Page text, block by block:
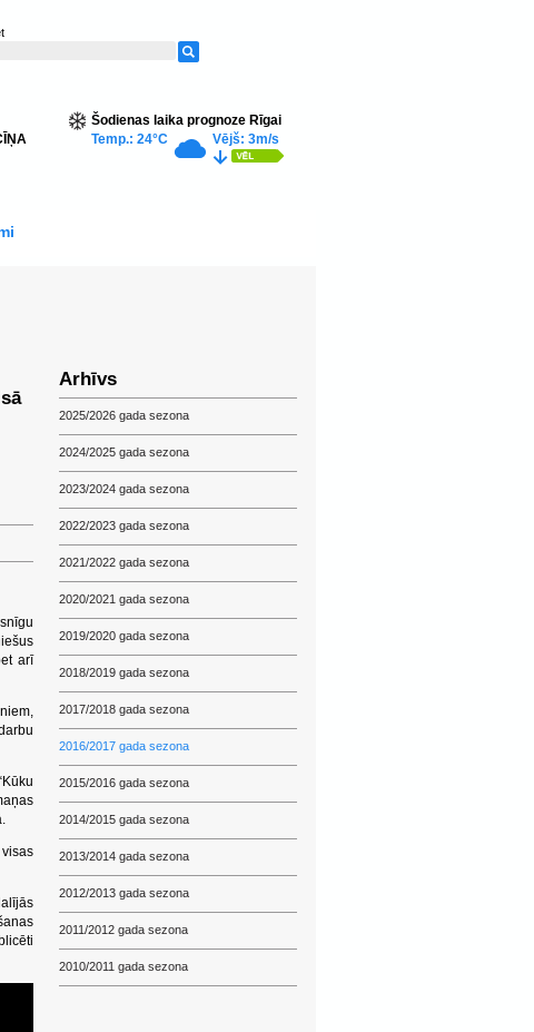
Šodienas laika prognoze Rīgai
Temp.: 24°C
Vējš: 3m/s
arī
Arhīvs
2025/2026 gada sezona
2024/2025 gada sezona
2023/2024 gada sezona
2022/2023 gada sezona
2021/2022 gada sezona
2020/2021 gada sezona
2019/2020 gada sezona
2018/2019 gada sezona
2017/2018 gada sezona
2016/2017 gada sezona
2015/2016 gada sezona
2014/2015 gada sezona
2013/2014 gada sezona
2012/2013 gada sezona
2011/2012 gada sezona
2010/2011 gada sezona